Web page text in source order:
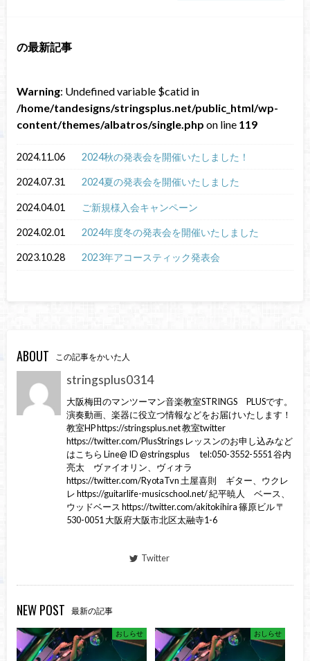
の最新記事
Warning: Undefined variable $catid in
/home/tandesigns/stringsplus.net/public_html/wp-
content/themes/albatros/single.php on line 119
2024.11.06 2024秋の発表会を開催いたしました！
2024.07.31 2024夏の発表会を開催いたしました
2024.04.01 ご新規様入会キャンペーン
2024.02.01 2024年度冬の発表会を開催いたしました
2023.10.28 2023年アコースティック発表会
ABOUT この記事をかいた人
stringsplus0314
大阪梅田のマンツーマン音楽教室STRINGS PLUSです。
演奏動画、楽器に役立つ情報などをお届けいたします！
教室HP https://stringsplus.net 教室twitter
https://twitter.com/PlusStrings レッスンのお申し込みなど
はこちら Line@ ID @stringsplus tel:050-3552-5551 谷内
亮太 ヴァイオリン、ヴィオラ
https://twitter.com/RyotaTvn 土屋喜則 ギター、ウクレ
レ https://guitarlife-musicschool.net/ 紀平暁人 ベース、
ウッドベース https://twitter.com/akitokihira 篠原ビル 〒
530-0051 大阪府大阪市北区太融寺1-6
Twitter
NEW POST 最新の記事
おしらせ おしらせ